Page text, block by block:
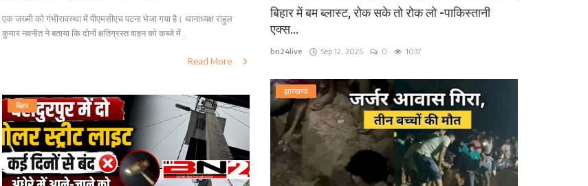
एक जख्मी को गंभीरावस्था में पीएमसीएच पटना भेजा गया है। थानाध्यक्ष राहुल
कुमार नवनीत ने बताया कि दोनों क्षतिग्रस्त वाहन को कब्जे में...
Read More
बिहार
बिहार में बम ब्लास्ट, रोक सके तो रोक लो -पाकिस्तानी
एक्स...
bn24live Sep 12, 2025 0 1037
झारखण्ड